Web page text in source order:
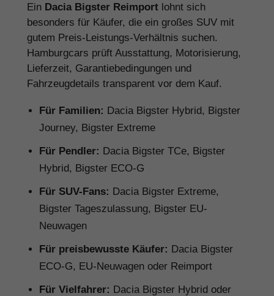
Ein Dacia Bigster Reimport lohnt sich
besonders für Käufer, die ein großes SUV mit
gutem Preis-Leistungs-Verhältnis suchen.
Hamburgcars prüft Ausstattung, Motorisierung,
Lieferzeit, Garantiebedingungen und
Fahrzeugdetails transparent vor dem Kauf.
Für Familien: Dacia Bigster Hybrid, Bigster
Journey, Bigster Extreme
Für Pendler: Dacia Bigster TCe, Bigster
Hybrid, Bigster ECO-G
Für SUV-Fans: Dacia Bigster Extreme,
Bigster Tageszulassung, Bigster EU-
Neuwagen
Für preisbewusste Käufer: Dacia Bigster
ECO-G, EU-Neuwagen oder Reimport
Für Vielfahrer: Dacia Bigster Hybrid oder